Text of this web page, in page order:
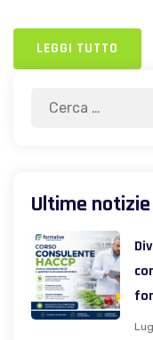
LEGGI TUTTO
Search
Ultime notizie